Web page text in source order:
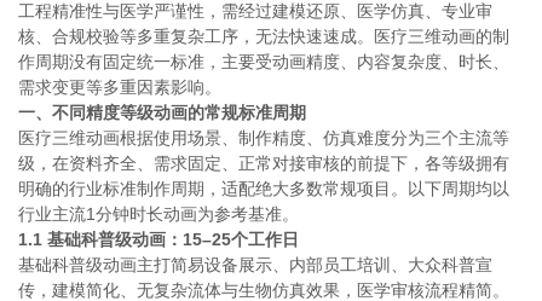
工程精准性与医学严谨性，需经过建模还原、医学仿真、专业审
核、合规校验等多重复杂工序，无法快速速成。医疗三维动画的制
作周期没有固定统一标准，主要受动画精度、内容复杂度、时长、
需求变更等多重因素影响。
一、不同精度等级动画的常规标准周期
医疗三维动画根据使用场景、制作精度、仿真难度分为三个主流等
级，在资料齐全、需求固定、正常对接审核的前提下，各等级拥有
明确的行业标准制作周期，适配绝大多数常规项目。以下周期均以
行业主流1分钟时长动画为参考基准。
1.1 基础科普级动画：15–25个工作日
基础科普级动画主打简易设备展示、内部员工培训、大众科普宣
传，建模简化、无复杂流体与生物仿真效果，医学审核流程精简。